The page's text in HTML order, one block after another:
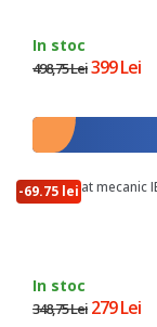
In stoc
498,75 Lei399 Lei
-69.75 lei
Presostat mecanic
In stoc
348,75 Lei 279 Lei